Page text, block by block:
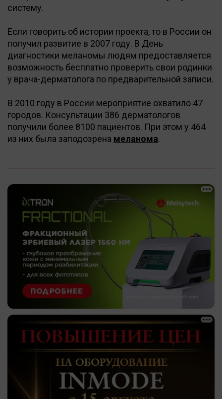
систему.
Если говорить об истории проекта, то в России он
получил развитие в 2007 году. В День
диагностики меланомы людям предоставляется
возможность бесплатно проверить свои родинки
у врача-дерматолога по предварительной записи.
В 2010 году в России мероприятие охватило 47
городов. Консультации 386 дерматологов
получили более 8100 пациентов. При этом у 464
из них была заподозрена меланома.